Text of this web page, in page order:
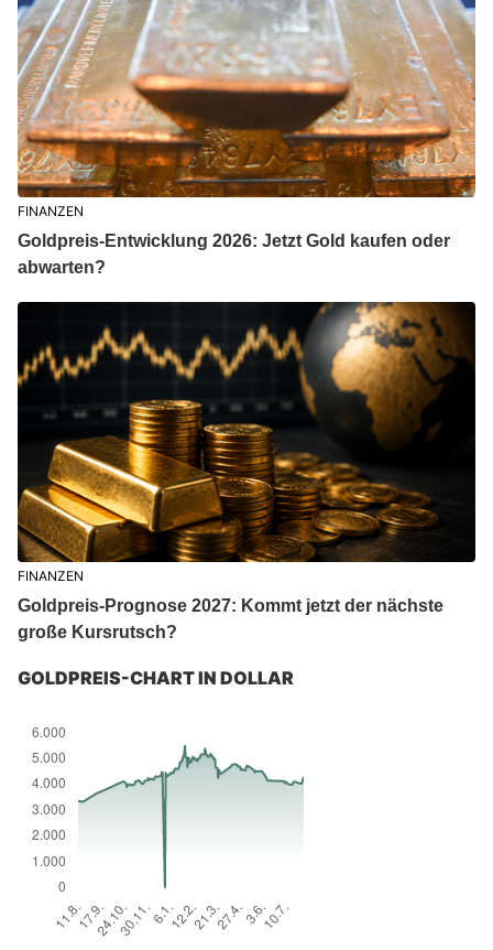
FINANZEN
Goldpreis-Entwicklung 2026: Jetzt Gold kaufen oder
abwarten?
FINANZEN
Goldpreis-Prognose 2027: Kommt jetzt der nächste
große Kursrutsch?
GOLDPREIS-CHART IN DOLLAR